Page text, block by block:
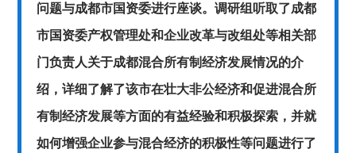
问题与成都市国资委进行座谈。调研组听取了成都
市国资委产权管理处和企业改革与改组处等相关部
门负责人关于成都混合所有制经济发展情况的介
绍，详细了解了该市在壮大非公经济和促进混合所
有制经济发展等方面的有益经验和积极探索，并就
如何增强企业参与混合经济的积极性等问题进行了